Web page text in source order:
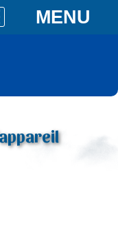
MENU